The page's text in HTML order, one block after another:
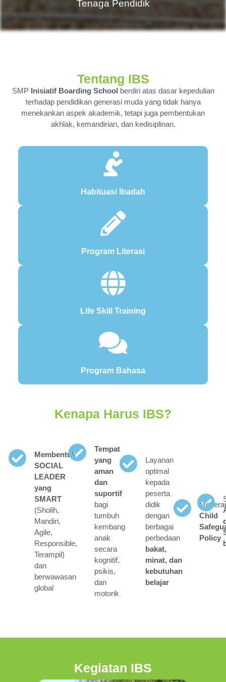
Tenaga Pendidik
Tentang IBS
SMP Inisiatif Boarding School berdiri atas dasar kepedulian
terhadap pendidikan generasi muda yang tidak hanya
menekankan aspek akademik, tetapi juga pembentukan
akhlak, kemandirian, dan kedisiplinan.
Habituasi Ibadah
Program Literasi
Life Skill Training
Program Bahasa
Kenapa Harus IBS?
Membentuk
SOCIAL
LEADER
yang
SMART
(Sholih,
Mandiri,
Agile,
Responsible,
Terampil)
dan
berwawasan
global
Tempat
yang
aman
dan
suportif
bagi
tumbuh
kembang
anak
secara
kognitif,
psikis,
dan
motorik
Layanan
optimal
kepada
peserta
didik
dengan
berbagai
perbedaan
bakat,
minat, dan
kebutuhan
belajar
Child
Policy
Kegiatan IBS